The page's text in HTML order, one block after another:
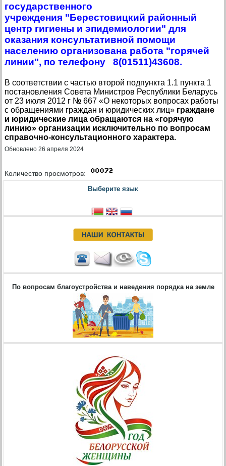
государственного
учреждения "Берестовицкий районный
центр гигиены и эпидемиологии" для
оказания консультативной помощи
населению организована работа "горячей
линии", по телефону 8(01511)43608.
В соответствии с частью второй подпункта 1.1 пункта 1
постановления Совета Министров Республики Беларусь
от 23 июля 2012 г № 667 «О некоторых вопросах работы
с обращениями граждан и юридических лиц» граждане
и юридические лица обращаются на «горячую
линию» организации исключительно по вопросам
справочно-консультационного характера.
Обновлено 26 апреля 2024
Количество просмотров:
Выберите язык
По вопросам благоустройства и наведения порядка на земле